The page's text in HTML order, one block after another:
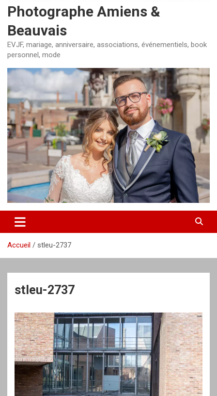
Photographe Amiens &
Beauvais
EVJF, mariage, anniversaire, associations, événementiels, book
personnel, mode
Accueil stleu-2737
stleu-2737